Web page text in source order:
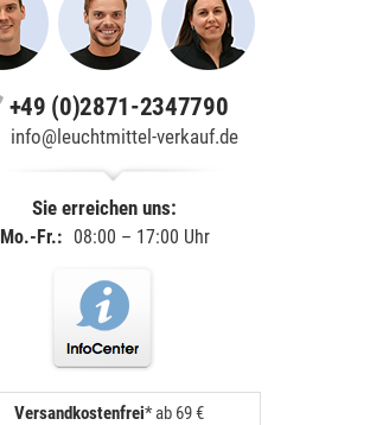
+49 (0)2871-2347790
info@leuchtmittel-verkauf.de
Sie erreichen uns:
Mo.-Fr.: 08:00 – 17:00 Uhr
Versandkostenfrei* ab 69 €